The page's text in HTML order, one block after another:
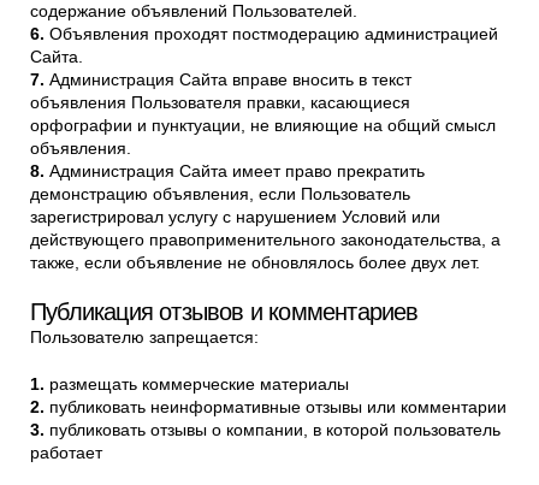
содержание объявлений Пользователей.
Объявления проходят постмодерацию администрацией
Сайта.
Администрация Сайта вправе вносить в текст
объявления Пользователя правки, касающиеся
орфографии и пунктуации, не влияющие на общий смысл
объявления.
Администрация Сайта имеет право прекратить
демонстрацию объявления, если Пользователь
зарегистрировал услугу с нарушением Условий или
действующего правоприменительного законодательства, а
также, если объявление не обновлялось более двух лет.
Публикация отзывов и комментариев
Пользователю запрещается:
размещать коммерческие материалы
публиковать неинформативные отзывы или комментарии
публиковать отзывы о компании, в которой пользователь
работает